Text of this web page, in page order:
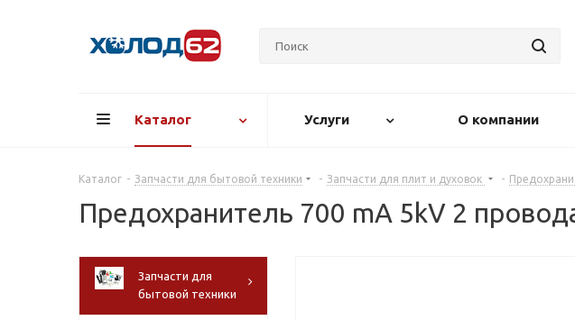
Каталог Услуги О компании
Каталог - Запчасти для бытовой техники - Запчасти для плит и духовок -
Предохранитель 700 mA 5kV 2
Запчасти для
бытовой техники